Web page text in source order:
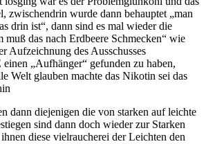
zwischendrin wurde dann behauptet „man
drin ist“, dann sind es mal wieder die
muß das nach Erdbeere Schmecken“ wie
Aufzeichnung des Ausschusses
„Aufhänger“ gefunden zu haben,
Welt glauben machte das Nikotin sei das
dann diejenigen die von starken auf leichte
sind dann doch wieder zur Starken
diese vielraucherei der Leichten den